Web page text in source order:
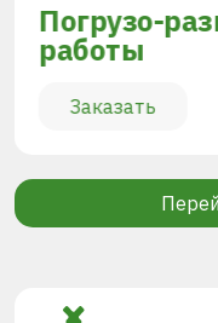
Погрузо-
работы
Заказать